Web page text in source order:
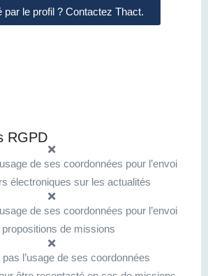
par le profil ? Contactez Thact.
RGPD
de ses coordonnées pour l’envoi
électroniques sur les actualités
de ses coordonnées pour l’envoi
propositions de missions
pas l’usage de ses coordonnées